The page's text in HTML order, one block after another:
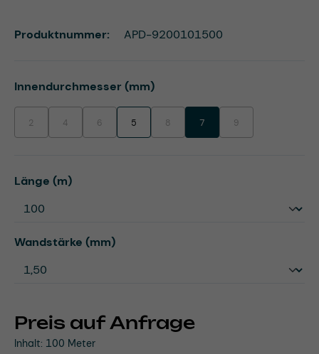
Preis auf Anfrage
Inhalt: 100 Meter
Innendurchmesser (mm)auswählen
2(Diese Option ist zurzeit nicht verfügbar.)
4(Diese Option ist zurzeit nicht verfügbar.)
6(Diese Option ist zurzeit nicht verfügbar.)
5 8(Diese Option ist zurzeit nicht verfügbar.)
7 9(Diese Option ist
Länge (m)auswählen
Wandstärke (mm)auswählen
Produktnummer: APD-9200101500